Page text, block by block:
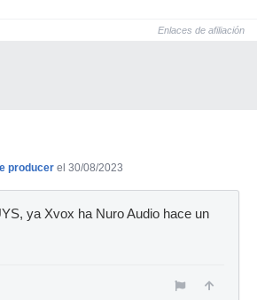
Enlaces de afiliación
producer el 30/08/2023
ya Xvox ha Nuro Audio hace un